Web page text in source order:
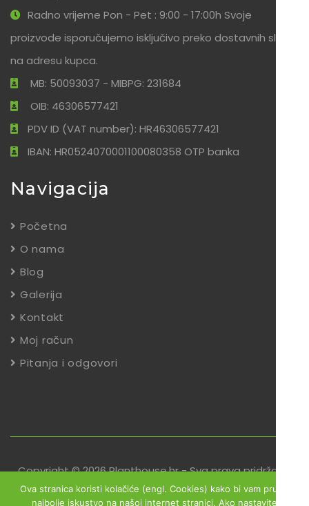
Radno vrijeme Pon - Pet : 9:00 - 17:00h Svoje
proizvode isporučujemo isključivo preko dostavnih službi
na adresu kupca.
MB: 50093037 - MIBPG: 231684
OIB: 46306577421
PDV ID (VAT number): HR46306577421
IBAN: HR0524070001100080358 OTP banka
Navigacija
Početna
O nama
Blog
Galerija
Kontakt
Moj račun
Pitanja i odgovori
Copyright © 2026 Planthouse.hr - Sva prava pridržana
Uvjeti poslovanja Reklamacije Zaštita podataka
Ova stranica koristi kolačiće (engl. Cookies) kako bi vam pružili
najbolje iskustvo na našoj internet stranici. Ako nastavite